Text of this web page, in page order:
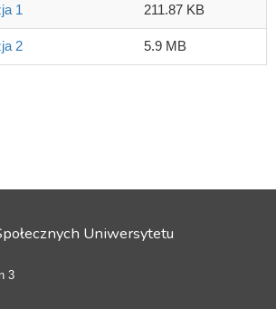
1 211.87 KB
2 5.9 MB
Uniwersytetu
3